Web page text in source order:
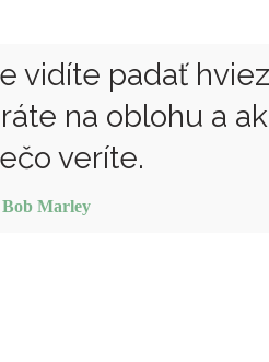
vidíte padať
na oblohu a
veríte.
Bob Marley